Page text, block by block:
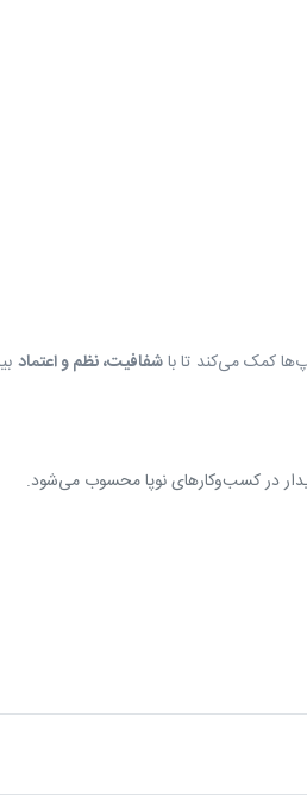
کمک می‌کند تا باشفافیت، نظم و اعتماد
در کسب‌وکارهای نوپا محسوب می‌شود.